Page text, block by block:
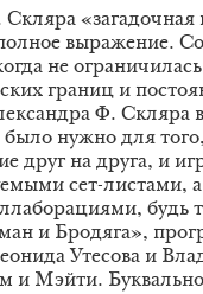
«загадочная
выражение.
не
границ и
Ф. Скляра в
нужно для
друг на друга, и
сет-листами,
будь
и Бродяга»,
Утесова и
и Мэйти.